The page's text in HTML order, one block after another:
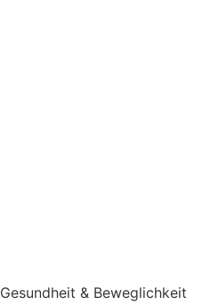
Gesundheit & Beweglichkeit